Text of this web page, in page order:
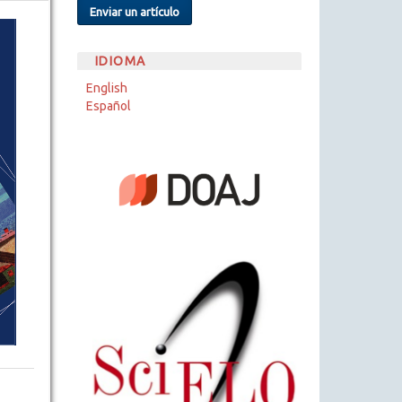
Enviar un artículo
IDIOMA
English
Español